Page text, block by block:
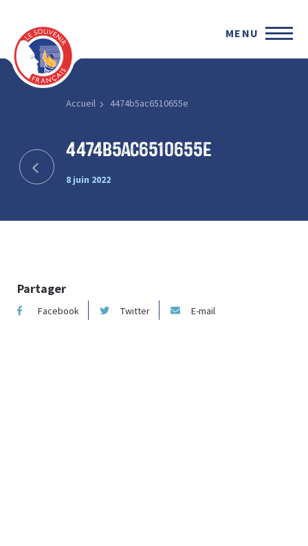
MENU
Accueil 4474b5ac6510655e
4474b5ac6510655e
8 juin 2022
Partager
Facebook Twitter E-mail